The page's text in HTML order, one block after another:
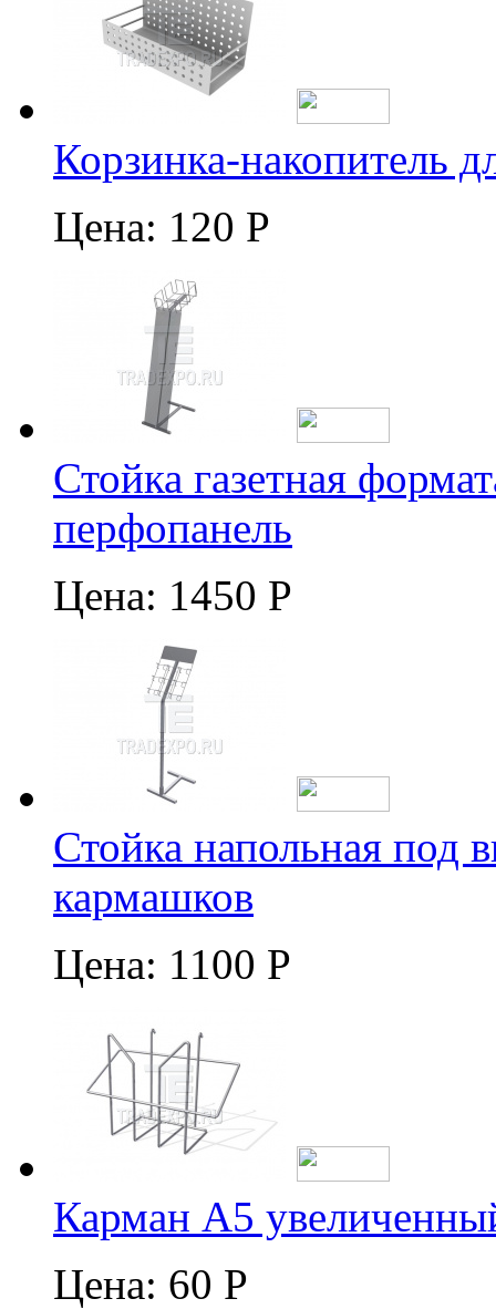
Корзинка-накопитель
Цена: 120 Р
Стойка газетная
перфопанель
Цена: 1450 Р
Стойка напольная под
кармашков
Цена: 1100 Р
Карман А5
Цена: 60 Р